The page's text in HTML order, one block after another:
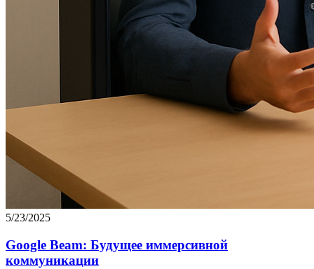
5/23/2025
Google Beam: Будущее иммерсивной
коммуникации